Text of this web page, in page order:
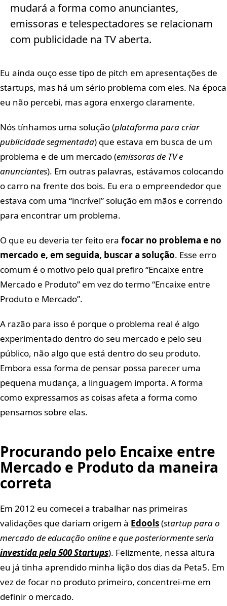
mudará a forma como anunciantes,
emissoras e telespectadores se relacionam
com publicidade na TV aberta.
Eu ainda ouço esse tipo de pitch em apresentações de
startups, mas há um sério problema com eles. Na época
eu não percebi, mas agora enxergo claramente.
Nós tínhamos uma solução (plataforma para criar
publicidade segmentada) que estava em busca de um
problema e de um mercado (emissoras de TV e
anunciantes). Em outras palavras, estávamos colocando
o carro na frente dos bois. Eu era o empreendedor que
estava com uma “incrível” solução em mãos e correndo
para encontrar um problema.
O que eu deveria ter feito era focar no problema e no
mercado e, em seguida, buscar a solução. Esse erro
comum é o motivo pelo qual prefiro “Encaixe entre
Mercado e Produto” em vez do termo “Encaixe entre
Produto e Mercado”.
A razão para isso é porque o problema real é algo
experimentado dentro do seu mercado e pelo seu
público, não algo que está dentro do seu produto.
Embora essa forma de pensar possa parecer uma
pequena mudança, a linguagem importa. A forma
como expressamos as coisas afeta a forma como
pensamos sobre elas.
Procurando pelo Encaixe entre
Mercado e Produto da maneira
correta
Em 2012 eu comecei a trabalhar nas primeiras
validações que dariam origem à Edools(startup para o
mercado de educação online e que posteriormente seria
investida pela 500 Startups). Felizmente, nessa altura
eu já tinha aprendido minha lição dos dias da Peta5. Em
vez de focar no produto primeiro, concentrei-me em
definir o mercado.